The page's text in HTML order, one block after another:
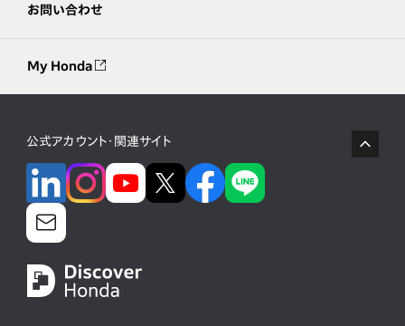
お問い合わせ
My Honda
公式アカウント・関連サイト